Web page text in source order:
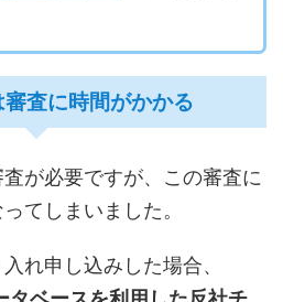
査に時間がかかる
が必要ですが、この審査に
てしまいました。
れ申し込みした場合、